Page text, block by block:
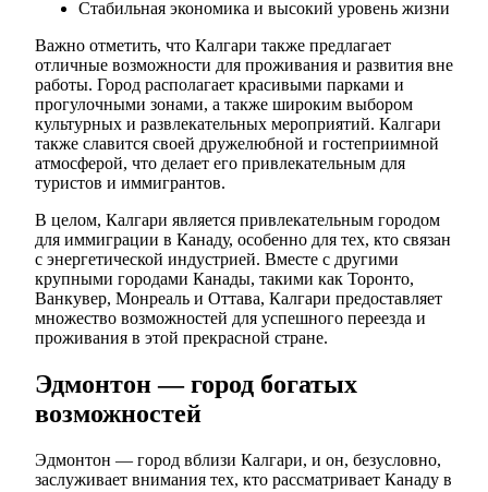
Стабильная экономика и высокий уровень жизни
Важно отметить, что Калгари также предлагает
отличные возможности для проживания и развития вне
работы. Город располагает красивыми парками и
прогулочными зонами, а также широким выбором
культурных и развлекательных мероприятий. Калгари
также славится своей дружелюбной и гостеприимной
атмосферой, что делает его привлекательным для
туристов и иммигрантов.
В целом, Калгари является привлекательным городом
для иммиграции в Канаду, особенно для тех, кто связан
с энергетической индустрией. Вместе с другими
крупными городами Канады, такими как Торонто,
Ванкувер, Монреаль и Оттава, Калгари предоставляет
множество возможностей для успешного переезда и
проживания в этой прекрасной стране.
Эдмонтон — город богатых
возможностей
Эдмонтон — город вблизи Калгари, и он, безусловно,
заслуживает внимания тех, кто рассматривает Канаду в